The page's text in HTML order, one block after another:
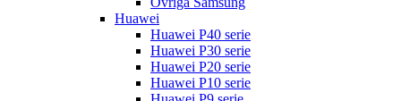
Huawei
Huawei P40 serie
Huawei P30 serie
Huawei P20 serie
Huawei P10 serie